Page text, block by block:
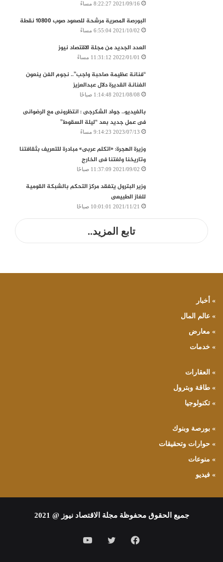
2021/09/16 8:22:27 مساءً
البورصة المصرية‭ ‬مرشحة‭ ‬للصعود‭ ‬صوب‭ ‬10800‭ ‬نقطة
2021/10/02 6:55:04 مساءً
العدد الجديد من مجلة الاقتصاد نيوز
2022/01/01 11:31:12 مساءً
“فنانة عظيمة صاحبة واجب”.. نجوم الفن ينعون
الفنانة القديرة دلال عبدالعزيز
2021/08/08 1:14:48 صباحًا
بالفيديو.. جواد الشكرجى : انتظرونى مع الرضوانى
فى عمل جديد بعد “ليلة السقوط”
2023/07/13 9:14:23 مساءً
وزيرة الهجرة: «اتكلم عربى» مبادرة للتعريف بثقافتنا
وتاريخنا ولغتنا فى الخارج
2021/09/02 11:37:09 صباحًا
وزير البترول يتفقد مركز التحكم بالشبكة القومية
للغاز الطبيعى
2021/11/21 10:01:01 صباحًا
تابع المزيد..
» أخبار
» عالم المال
» معارض
» خدمات
» العقارات
» طاقة وبترول
» تكنولوجيا
» بورصة وبنوك
» حوارات وتحقيقات
» منوعات
» فيديو
جميع الحقوق محفوظة مجلة الاقتصاد نيوز @ 2021
فيسبوك تويتر